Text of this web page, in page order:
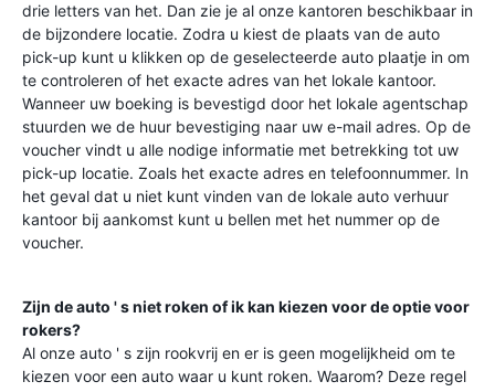
drie letters van het. Dan zie je al onze kantoren beschikbaar in
de bijzondere locatie. Zodra u kiest de plaats van de auto
pick-up kunt u klikken op de geselecteerde auto plaatje in om
te controleren of het exacte adres van het lokale kantoor.
Wanneer uw boeking is bevestigd door het lokale agentschap
stuurden we de huur bevestiging naar uw e-mail adres. Op de
voucher vindt u alle nodige informatie met betrekking tot uw
pick-up locatie. Zoals het exacte adres en telefoonnummer. In
het geval dat u niet kunt vinden van de lokale auto verhuur
kantoor bij aankomst kunt u bellen met het nummer op de
voucher.
Zijn de auto ' s niet roken of ik kan kiezen voor de optie voor
rokers?
Al onze auto ' s zijn rookvrij en er is geen mogelijkheid om te
kiezen voor een auto waar u kunt roken. Waarom? Deze regel